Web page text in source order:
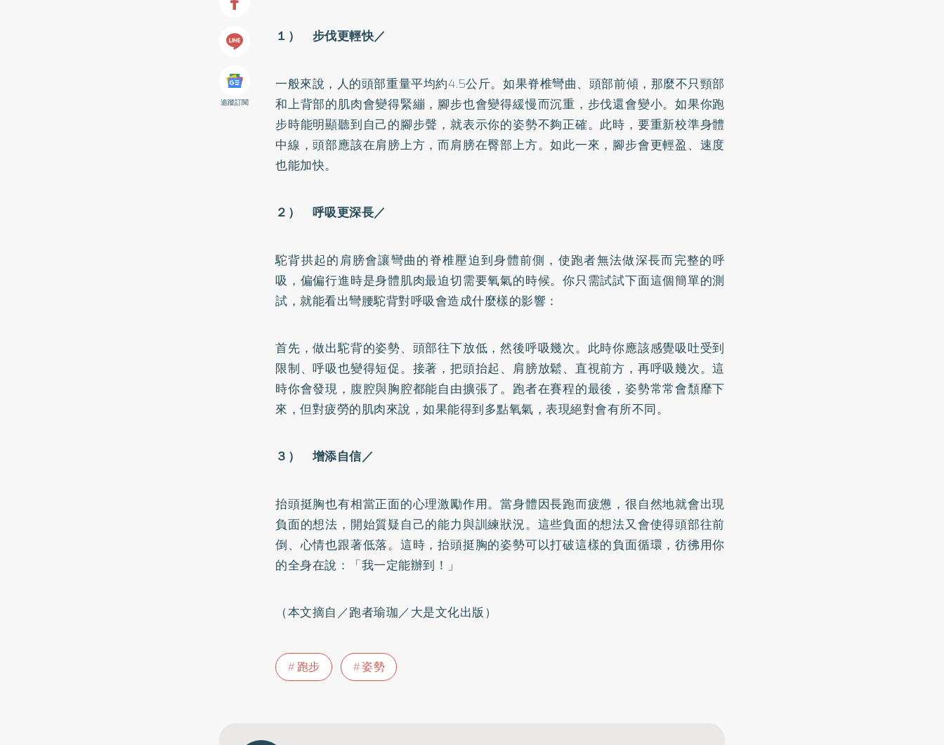
追蹤訂閱
１） 步伐更輕快／
一般來說，人的頭部重量平均約4.5公斤。如果脊椎彎曲、頭部前傾，那麼不只頸部
和上背部的肌肉會變得緊繃，腳步也會變得緩慢而沉重，步伐還會變小。如果你跑
步時能明顯聽到自己的腳步聲，就表示你的姿勢不夠正確。此時，要重新校準身體
中線，頭部應該在肩膀上方，而肩膀在臀部上方。如此一來，腳步會更輕盈、速度
也能加快。
２） 呼吸更深長／
駝背拱起的肩膀會讓彎曲的脊椎壓迫到身體前側，使跑者無法做深長而完整的呼
吸，偏偏行進時是身體肌肉最迫切需要氧氣的時候。你只需試試下面這個簡單的測
試，就能看出彎腰駝背對呼吸會造成什麼樣的影響：
首先，做出駝背的姿勢、頭部往下放低，然後呼吸幾次。此時你應該感覺吸吐受到
限制、呼吸也變得短促。接著，把頭抬起、肩膀放鬆、直視前方，再呼吸幾次。這
時你會發現，腹腔與胸腔都能自由擴張了。跑者在賽程的最後，姿勢常常會頹靡下
來，但對疲勞的肌肉來說，如果能得到多點氧氣，表現絕對會有所不同。
３） 增添自信／
抬頭挺胸也有相當正面的心理激勵作用。當身體因長跑而疲憊，很自然地就會出現
負面的想法，開始質疑自己的能力與訓練狀況。這些負面的想法又會使得頭部往前
倒、心情也跟著低落。這時，抬頭挺胸的姿勢可以打破這樣的負面循環，彷彿用你
的全身在說：「我一定能辦到！」
（本文摘自／跑者瑜珈／大是文化出版）
跑步 姿勢